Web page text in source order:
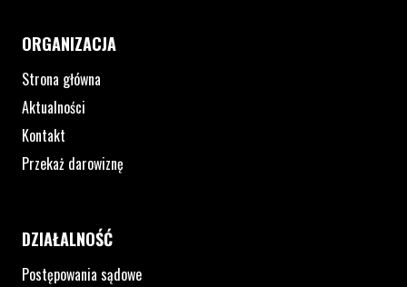
ORGANIZACJA
Strona główna
Aktualności
Kontakt
Przekaż darowiznę
DZIAŁALNOŚĆ
Postępowania sądowe